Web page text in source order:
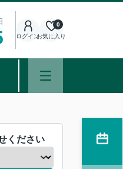
ログインお気に入り
0
ください